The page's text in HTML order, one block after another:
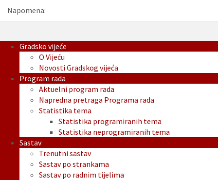
Napomena:
Gradsko vijeće
O Vijeću
Novosti Gradskog vijeća
Program rada
Aktuelni program rada
Napredna pretraga Programa rada
Statistika tema
Statistika programiranih tema
Statistika neprogramiranih tema
Sastav
Trenutni sastav
Sastav po strankama
Sastav po radnim tijelima